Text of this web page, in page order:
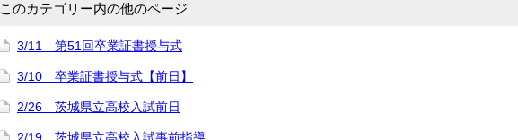
このカテゴリー内の他のページ
3/11 第51回卒業証書授与式
3/10 卒業証書授与式【前日】
2/26 茨城県立高校入試前日